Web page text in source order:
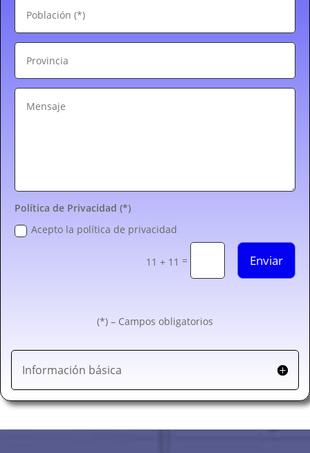
Política de Privacidad (*)
Acepto la política de privacidad
11 + 11 = Enviar
(*) – Campos obligatorios
Información básica